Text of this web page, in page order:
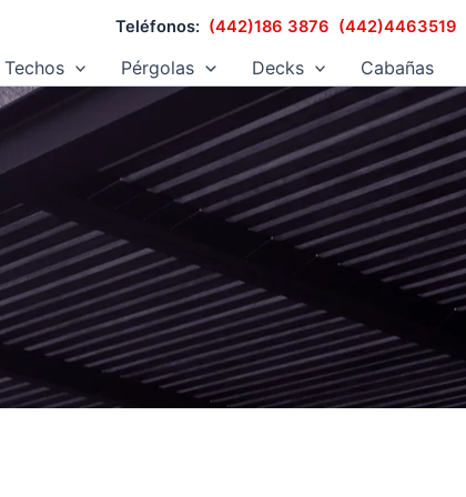
Teléfonos: (442)186 3876 (442)4463519
Techos Pérgolas Decks Cabañas